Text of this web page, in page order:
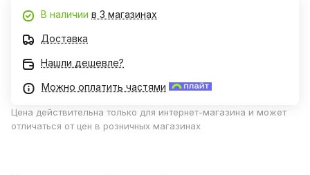
В наличии в 3 магазинах
Доставка
Нашли дешевле?
Можно оплатить частями
Цена действительна только для интернет-магазина и может
отличаться от цен в розничных магазинах